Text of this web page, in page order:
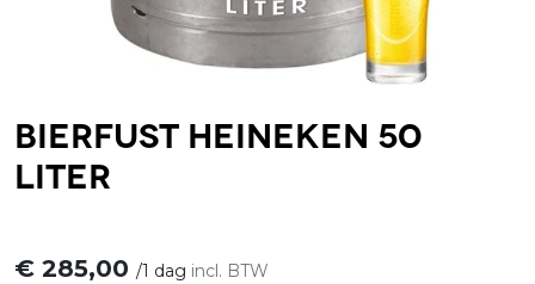
Bierfust Heineken 50
liter
€ 285,00 /1 dag incl. BTW